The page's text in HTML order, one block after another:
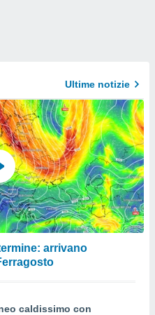
Ultime notizie
arrivano
caldissimo con